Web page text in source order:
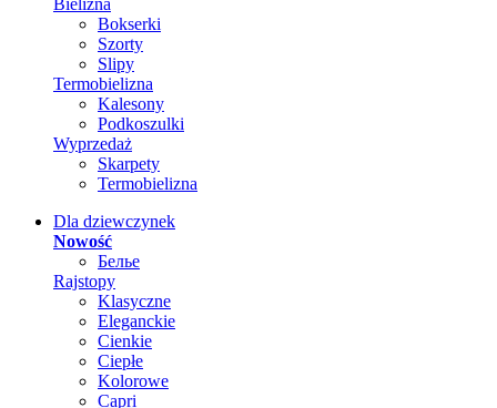
Bielizna
Bokserki
Szorty
Slipy
Termobielizna
Kalesony
Podkoszulki
Wyprzedaż
Skarpety
Termobielizna
Dla dziewczynek
Nowość
Белье
Rajstopy
Klasyczne
Eleganckie
Cienkie
Ciepłe
Kolorowe
Capri